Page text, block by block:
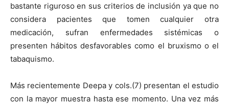
bastante riguroso en sus criterios de inclusión ya que no
considera pacientes que tomen cualquier otra
medicación, sufran enfermedades sistémicas o
presenten hábitos desfavorables como el bruxismo o el
tabaquismo.
Más recientemente Deepa y cols.(7) presentan el estudio
con la mayor muestra hasta ese momento. Una vez más